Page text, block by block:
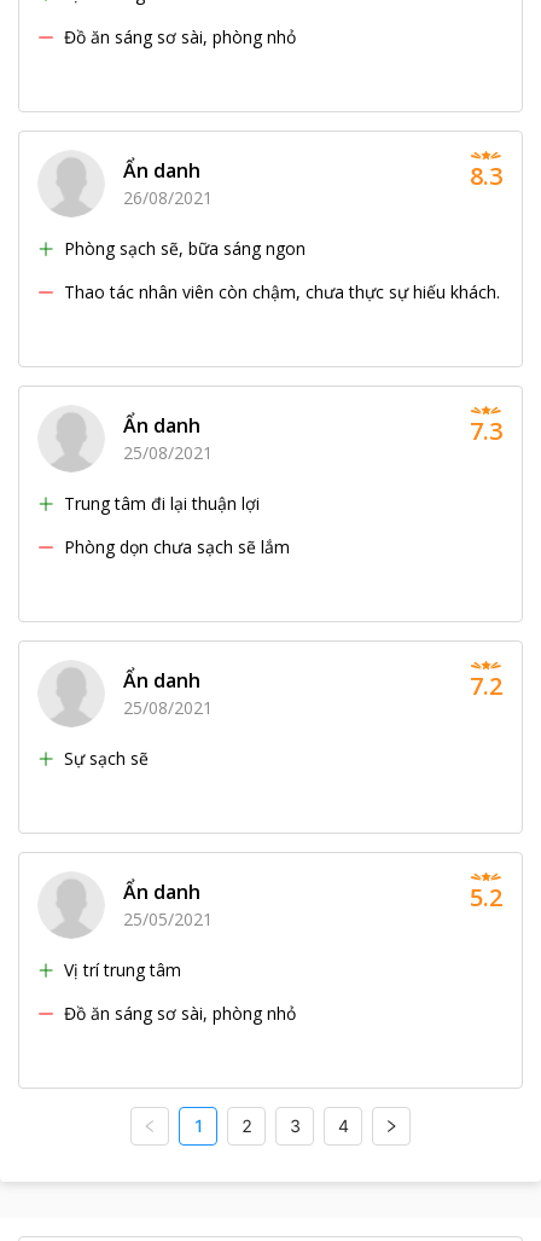
Đồ ăn sáng sơ sài, phòng nhỏ
Ẩn danh
26/08/2021
Phòng sạch sẽ, bữa sáng ngon
Thao tác nhân viên còn chậm, chưa thực sự hiếu khách.
8.3
Ẩn danh
25/08/2021
Trung tâm đi lại thuận lợi
Phòng dọn chưa sạch sẽ lắm
7.3
Ẩn danh
25/08/2021
Sự sạch sẽ
7.2
Ẩn danh
25/05/2021
Vị trí trung tâm
Đồ ăn sáng sơ sài, phòng nhỏ
5.2
1 2 3 4